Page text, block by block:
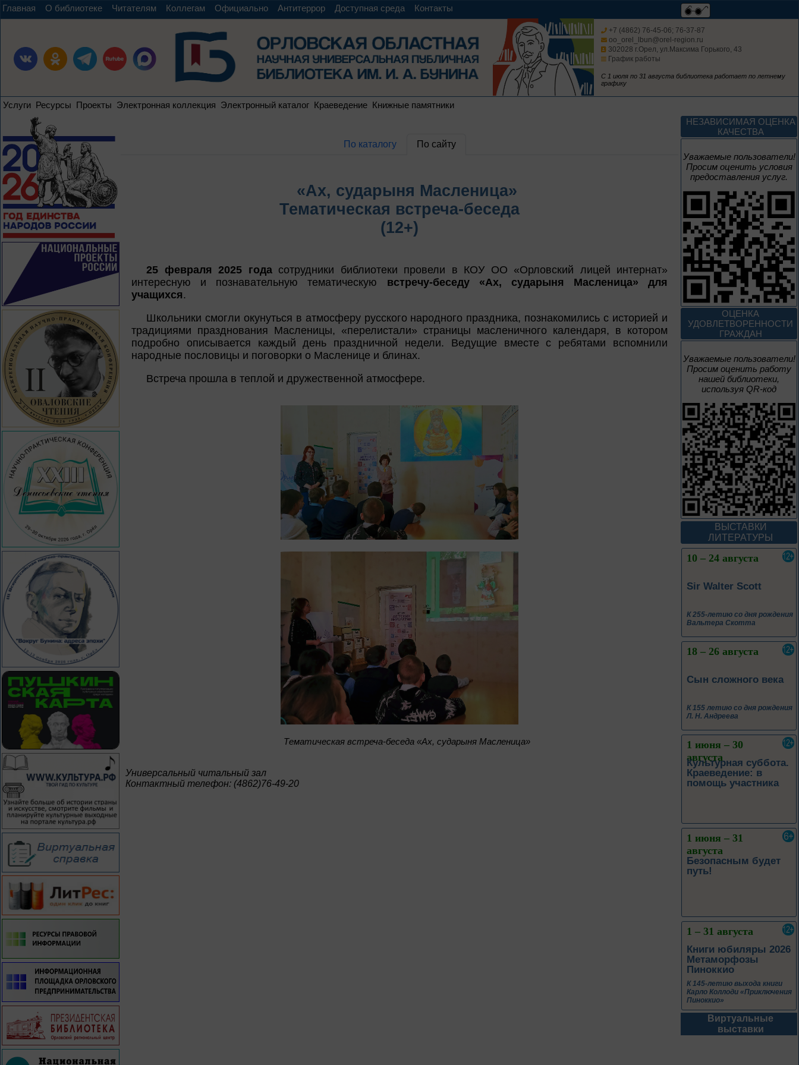
Главная О библиотеке Читателям Коллегам Официально Антитеррор Доступная среда Контакты
+7 (4862) 76-45-06; 76-37-87
oo_orel_lbun@orel-region.ru
302028 г.Орел, ул.Максима Горького, 43
График работы
С 1 июля по 31 августа библиотека работает по летнему
графику
Услуги Ресурсы Проекты Электронная коллекция Электронный каталог Краеведение Книжные памятники
По каталогу По сайту
«Ах, сударыня Масленица»
Тематическая встреча-беседа
(12+)
25 февраля 2025 годасотрудники библиотеки провели в КОУ ОО «Орловский лицей интернат»
интересную и познавательную тематическую встречу-беседу «Ах, сударыня Масленица» для
учащихся.
Школьники смогли окунуться в атмосферу русского народного праздника, познакомились с историей и
традициями празднования Масленицы, «перелистали» страницы масленичного календаря, в котором
подробно описывается каждый день праздничной недели. Ведущие вместе с ребятами вспомнили
народные пословицы и поговорки о Масленице и блинах.
Встреча прошла в теплой и дружественной атмосфере.
Тематическая встреча-беседа «Ах, сударыня Масленица»
Универсальный читальный зал
Контактный телефон: (4862)76-49-20
НЕЗАВИСИМАЯ ОЦЕНКА
КАЧЕСТВА
Уважаемые пользователи!
Просим оценить условия
предоставления услуг.
ОЦЕНКА
УДОВЛЕТВОРЕННОСТИ
ГРАЖДАН
Уважаемые пользователи!
Просим оценить работу
нашей библиотеки,
используя QR-код
ВЫСТАВКИ
ЛИТЕРАТУРЫ
Творец и муза
нацизма мы были
вместе
многонациональной страны
3 – 17 августа
Век Аполлинария
К 170-летию со дня рождения
живописца
А. М. Васнецова
2 июня – 20
августа
Человек и природа
10 – 24 августа
95 лет со дня рождения
композитора Микаэла
Леоновича Таривердиева
10 – 24 августа
Sir Walter Scott
К 255-летию со дня рождения
Вальтера Скотта
18 – 26 августа
Сын сложного века
К 155 летию со дня рождения
Л. Н. Андреева
1 июня – 30
Краеведение: в
1 июня – 31
августа
Безопасным будет
путь!
1 – 31 августа
Книги юбиляры 2026
Метаморфозы
Пиноккио
1 – 31 августа
Полёт над
столетиями
460 лет основания города
Орла
1 – 31 августа
Виртуальные
выставки